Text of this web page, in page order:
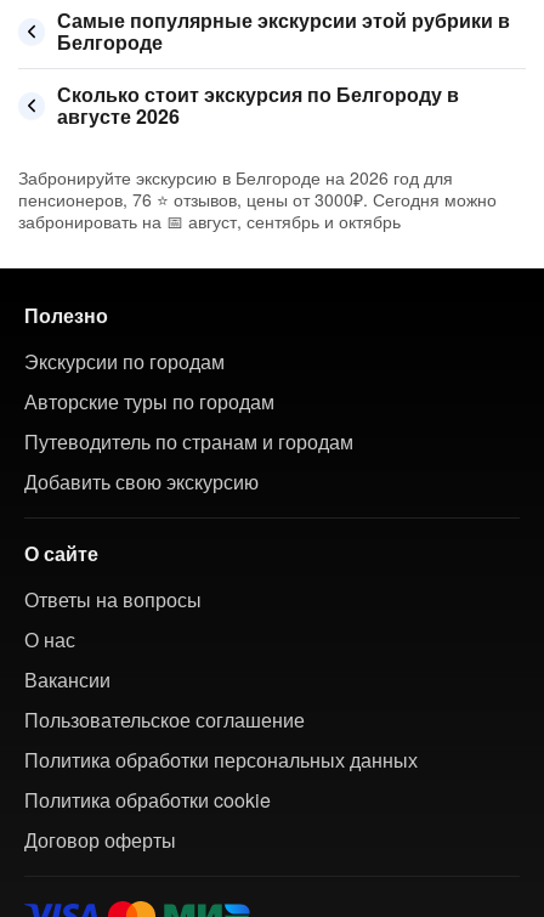
Самые популярные экскурсии этой рубрики в
Белгороде
Сколько стоит экскурсия по Белгороду в
августе 2026
Забронируйте экскурсию в Белгороде на 2026 год для
пенсионеров, 76 ⭐ отзывов, цены от 3000₽. Сегодня можно
забронировать на 📅 август, сентябрь и октябрь
Полезно
Экскурсии по городам
Авторские туры по городам
Путеводитель по странам и городам
Добавить свою экскурсию
О сайте
Ответы на вопросы
О нас
Вакансии
Пользовательское соглашение
Политика обработки персональных данных
Политика обработки cookie
Договор оферты